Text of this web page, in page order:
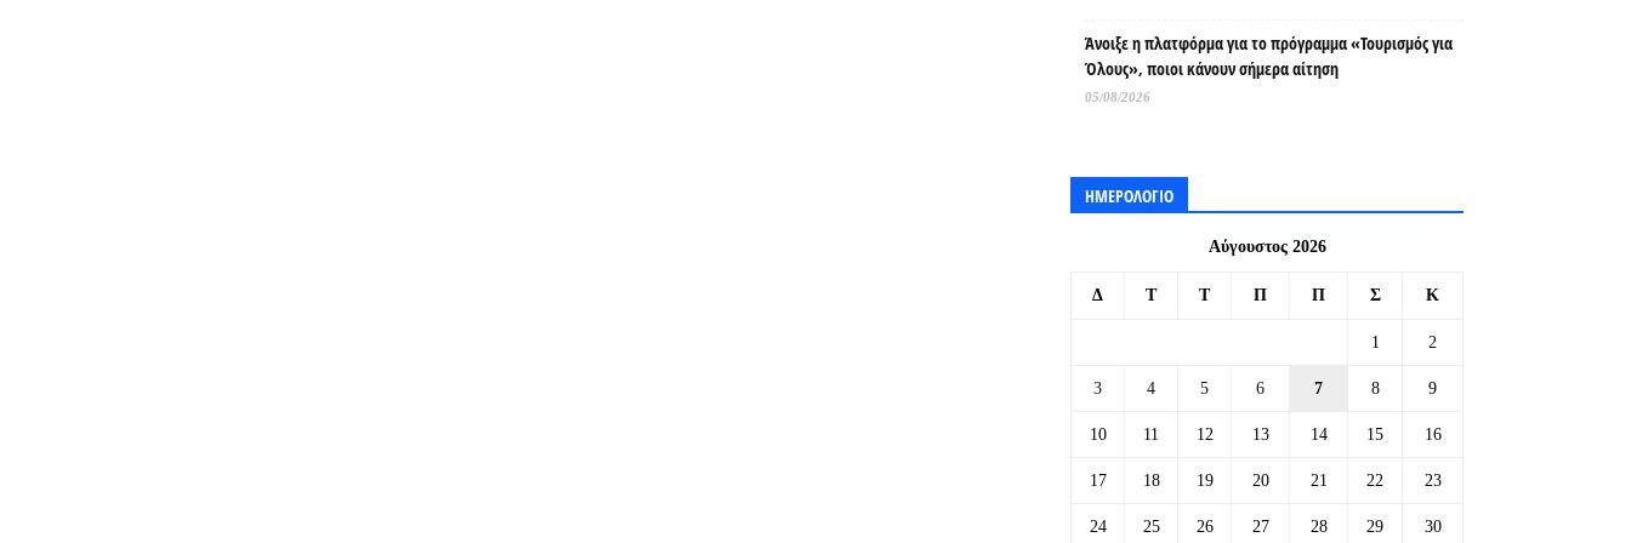
Άνοιξε η πλατφόρμα για το πρόγραμμα «Τουρισμός για
Όλους», ποιοι κάνουν σήμερα αίτηση
05/08/2026
ΗΜΕΡΟΛΟΓΙΟ
Αύγουστος 2026
Δ Τ Τ Π Π Σ Κ
1 2
3 4 5 6 7 8 9
10 11 12 13 14 15 16
17 18 19 20 21 22 23
24 25 26 27 28 29 30